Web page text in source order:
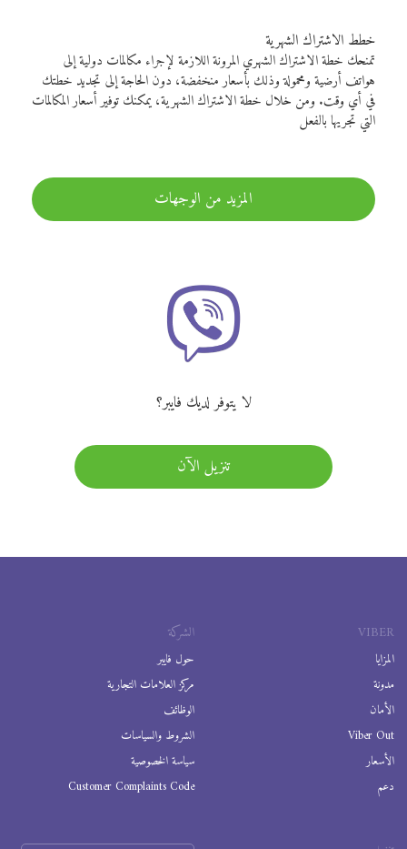
خطط الاشتراك الشهرية
تمنحك خطة الاشتراك الشهري المرونة اللازمة لإجراء مكالمات دولية إلى
هواتف أرضية ومحمولة وذلك بأسعار منخفضة، دون الحاجة إلى تجديد خطتك
في أي وقت. ومن خلال خطة الاشتراك الشهرية، يمكنك توفير أسعار المكالمات
التي تجريها بالفعل
المزيد من الوجهات
لا يتوفر لديك فايبر؟
تنزيل الآن
VIBER
المزايا
مدونة
الأمان
Viber Out
الأسعار
دعم
الشركة
حول فايبر
مركز العلامات التجارية
الوظائف
الشروط والسياسات
سياسة الخصوصية
Customer Complaints Code